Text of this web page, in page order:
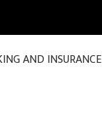
AND INSURANCE